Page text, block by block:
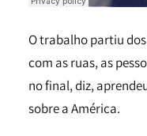
O trabalho partiu
com as ruas, as
no final, diz,
sobre a América.